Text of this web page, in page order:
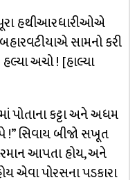
હથીઆરધારીઓએ
સામનો કરી
અચો ! [હાલ્યા
પોતાના કટ્ટા અને અધમ
!” સિવાય બીજો સખૂત
આપતા હોય, અને
એવા પોરસના પડકારા